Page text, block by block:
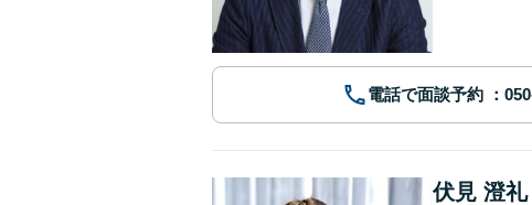
電話で面談予約
伏見 澄礼